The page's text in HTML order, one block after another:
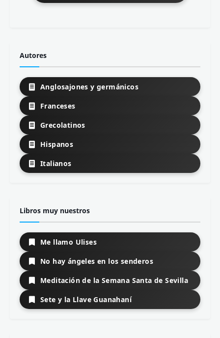
Autores
Anglosajones y germánicos
Franceses
Grecolatinos
Hispanos
Italianos
Libros muy nuestros
Me llamo Ulises
No hay ángeles en los senderos
Meditación de la Semana Santa de Sevilla
Sete y la Llave Guanahaní